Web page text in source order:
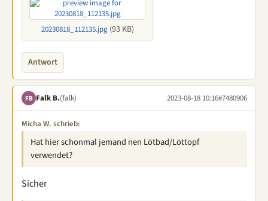
20230818_112135.jpg(93 KB)
Antwort
FB Falk B.(falk) 2023-08-18 10:16#7480906
Micha W. schrieb:
Hat hier schonmal jemand nen Lötbad/Löttopf
verwendet?
Sicher